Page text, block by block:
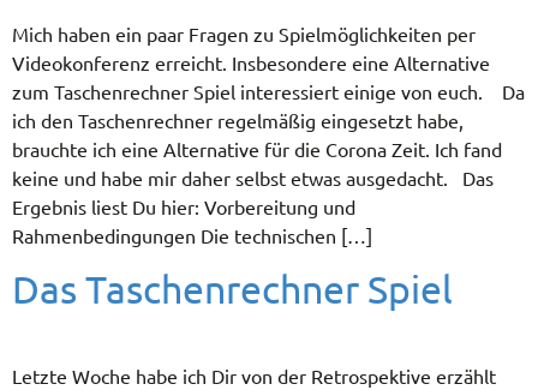
Mich haben ein paar Fragen zu Spielmöglichkeiten per
Videokonferenz erreicht. Insbesondere eine Alternative
zum Taschenrechner Spiel interessiert einige von euch. Da
ich den Taschenrechner regelmäßig eingesetzt habe,
brauchte ich eine Alternative für die Corona Zeit. Ich fand
keine und habe mir daher selbst etwas ausgedacht. Das
Ergebnis liest Du hier: Vorbereitung und
Rahmenbedingungen Die technischen […]
Das Taschenrechner Spiel
Letzte Woche habe ich Dir von der Retrospektive erzählt